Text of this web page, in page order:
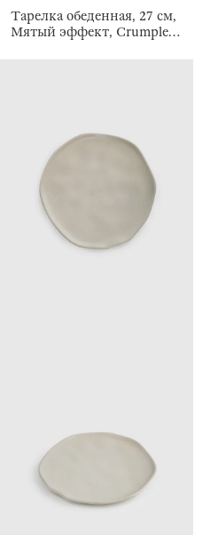
Тарелка обеденная, 27 см,
Мятый эффект, Crumple